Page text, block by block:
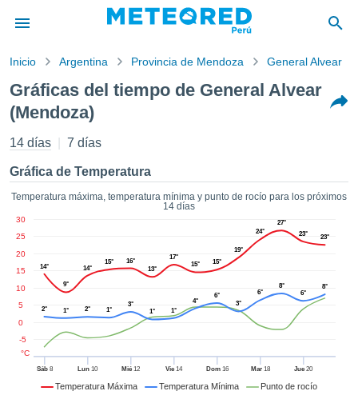
de
por
que la
calidad.
a este
las
y
basada
Inicio Argentina Provincia de Mendoza General Alvear
Gráficas del tiempo de General Alvear
(Mendoza)
14 días 7 días
Gráfica de Temperatura
Temperatura máxima, temperatura mínima y punto de rocío para los próximos
14 días
Temperatura Máxima Temperatura Mínima Punto de rocío
Sáb8 Lun 10 Mié 12 Vie 14 Dom16 Mar18 Jue 20
-5
0
5
10
15
20
25
30
°C
14°
9°
14°
15°
16°
13°
17°
15°
15°
19°
24°
27°
23°
23°
2° 1° 2° 1°
3°
1°
1°
4°
6°
3°
6°
8°
6°
8°